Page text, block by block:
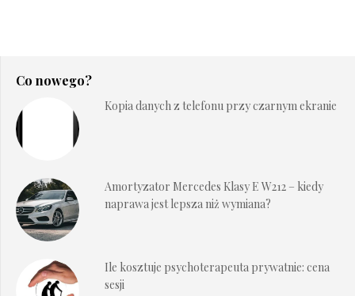
Co nowego?
Kopia danych z telefonu przy czarnym ekranie
Amortyzator Mercedes Klasy E W212 – kiedy
naprawa jest lepsza niż wymiana?
Ile kosztuje psychoterapeuta prywatnie: cena
sesji